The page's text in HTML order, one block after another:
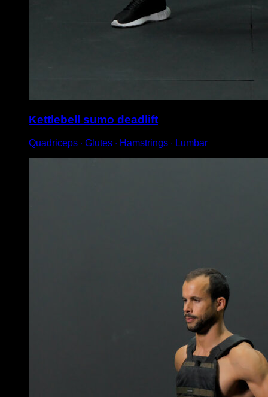
Kettlebell sumo deadlift
Quadriceps ∙ Glutes ∙ Hamstrings ∙ Lumbar